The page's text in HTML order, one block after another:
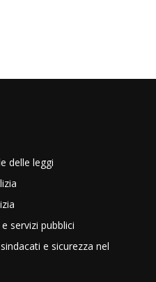
delle leggi
servizi pubblici
e sicurezza nel